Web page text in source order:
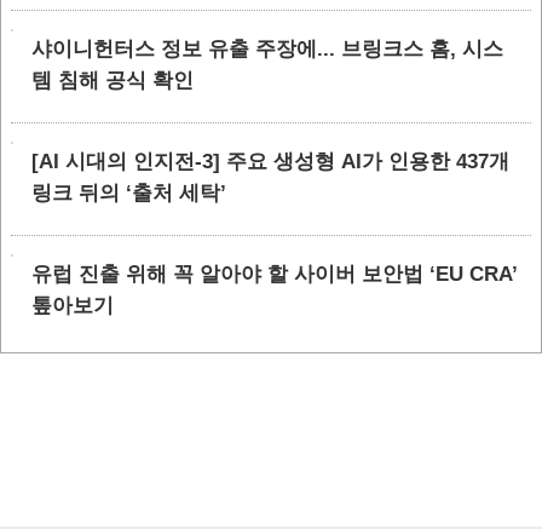
샤이니헌터스 정보 유출 주장에... 브링크스 홈, 시스
템 침해 공식 확인
[AI 시대의 인지전-3] 주요 생성형 AI가 인용한 437개
링크 뒤의 ‘출처 세탁’
유럽 진출 위해 꼭 알아야 할 사이버 보안법 ‘EU CRA’
톺아보기